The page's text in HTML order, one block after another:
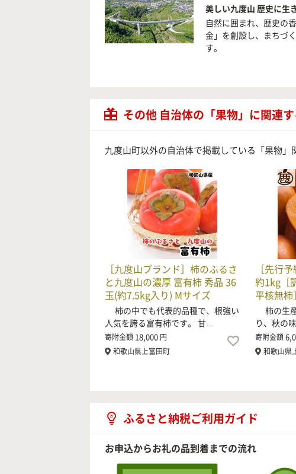
美しい九度山 歴史に生
自然に囲まれ、歴史の
金」を創設し、まちづ
す。
その他 自治体の「果物」に関連
九度山町以外の自治体で掲載している「果物」
［九度山ブランド］柿のふるさ
と九度山の濃厚 富有柿 秀品 36
玉(約7.5kg入り) Mサイズ
柿の中でも代表的品種で、根強い
人気を誇る富有柿です。 甘…
寄附金額 18,000 円
和歌山県上富田町
［先行
約1kg［
平核無柿］
柿の生
り、秋の
寄附金額
和歌山県
ふるさと納税ご利用ガイド
お申込からお礼の品到着までの流れ